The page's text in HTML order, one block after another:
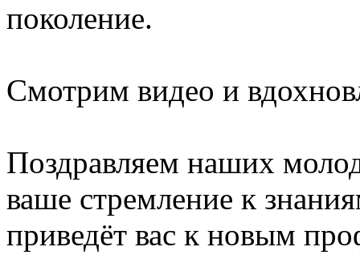
поколение.
Смотрим видео и
Поздравляем наших
ваше стремление к
приведёт вас к новым